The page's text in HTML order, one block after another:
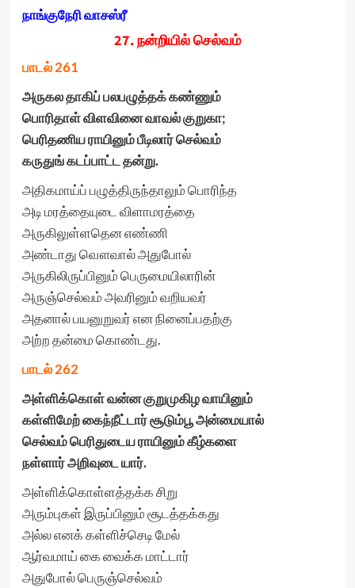
நாங்குநேரி வாசஸ்ரீ
27. நன்றியில் செல்வம்
பாடல் 261
அருகல தாகிப் பலபழுத்தக் கண்ணும்
பொரிதாள் விளவினை வாவல் குறுகா;
பெரிதணிய ராயினும் பீடிலார் செல்வம்
கருதுங் கடப்பாட்ட தன்று.
அதிகமாய்ப் பழுத்திருந்தாலும் பொரிந்த
அடி மரத்தையுடை விளாமரத்தை
அருகிலுள்ளதென எண்ணி
அண்டாது வௌவால் அதுபோல்
அருகிலிருப்பினும் பெருமையிலாரின்
அருஞ்செல்வம் அவரினும் வறியவர்
அதனால் பயனுறுவர் என நினைப்பதற்கு
அற்ற தன்மை கொண்டது.
பாடல் 262
அள்ளிக்கொள் வன்ன குறுமுகிழ வாயினும்
கள்ளிமேற் கைந்நீட்டார் சூடும்பூ அன்மையால்
செல்வம் பெரிதுடைய ராயினும் கீழ்களை
நள்ளார் அறிவுடை யார்.
அள்ளிக்கொள்ளத்தக்க சிறு
அரும்புகள் இருப்பினும் சூடத்தக்கது
அல்ல எனக் கள்ளிச்செடி மேல்
ஆர்வமாய் கை வைக்க மாட்டார்
அதுபோல் பெருஞ்செல்வம்